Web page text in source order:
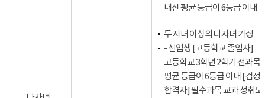
내신 평균 등급이 6등급 이내
두 자녀 이상의 다자녀 가정
- 신입생 [고등학교 졸업자]
고등학교 3학년 2학기 전과목
평균 등급이 6등급 이내 [검정
합격자] 필수과목 교과 성취도